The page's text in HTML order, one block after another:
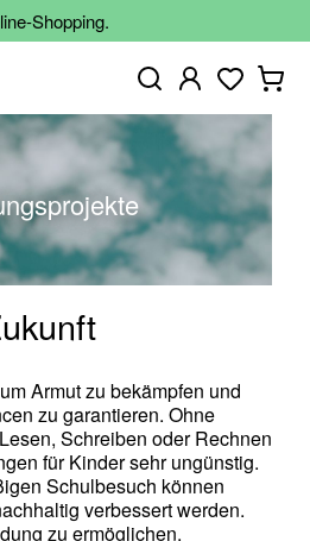
Shopping.
Armut zu bekämpfen und
zu garantieren. Ohne
Schreiben oder Rechnen
für Kinder sehr ungünstig.
Schulbesuch können
verbessert werden.
zu ermöglichen.